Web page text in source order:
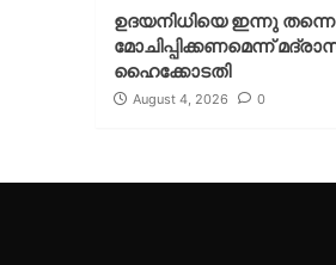
ഉദയനിധിയെ ഇന്നു തന്നെ
മോചിപ്പിക്കണമെന്ന്
ഹൈക്കോടതി
August 4, 2026 0